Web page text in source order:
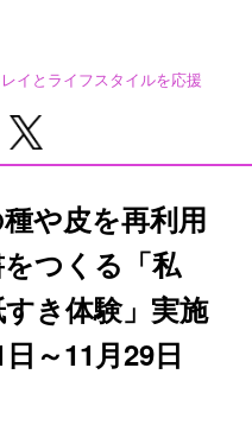
イとライフスタイルを応援
や皮を再利用
つくる「私
すき体験」実施
～11月29日